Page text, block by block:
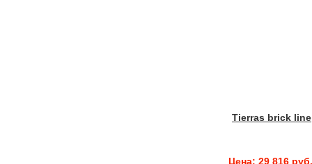
Tierras brick line
Цена: 29 816 руб.